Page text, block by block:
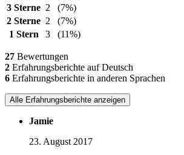
3 Sterne 2
(7%)
2 Sterne 2
(7%)
1 Stern
3 (11%)
27 Bewertungen
2 Erfahrungsberichte auf Deutsch
6 Erfahrungsberichte in anderen Sprachen
Alle Erfahrungsberichte anzeigen
Jamie
23. August 2017